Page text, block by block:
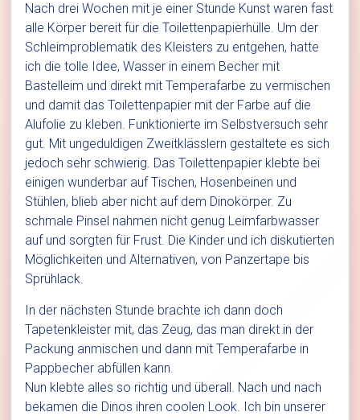
Nach drei Wochen mit je einer Stunde Kunst waren fast
alle Körper bereit für die Toilettenpapierhülle. Um der
Schleimproblematik des Kleisters zu entgehen, hatte
ich die tolle Idee, Wasser in einem Becher mit
Bastelleim und direkt mit Temperafarbe zu vermischen
und damit das Toilettenpapier mit der Farbe auf die
Alufolie zu kleben. Funktionierte im Selbstversuch sehr
gut. Mit ungeduldigen Zweitklässlern gestaltete es sich
jedoch sehr schwierig. Das Toilettenpapier klebte bei
einigen wunderbar auf Tischen, Hosenbeinen und
Stühlen, blieb aber nicht auf dem Dinokörper. Zu
schmale Pinsel nahmen nicht genug Leimfarbwasser
auf und sorgten für Frust. Die Kinder und ich diskutierten
Möglichkeiten und Alternativen, von Panzertape bis
Sprühlack.
In der nächsten Stunde brachte ich dann doch
Tapetenkleister mit, das Zeug, das man direkt in der
Packung anmischen und dann mit Temperafarbe in
Pappbecher abfüllen kann.
Nun klebte alles so richtig und überall. Nach und nach
bekamen die Dinos ihren coolen Look. Ich bin unserer